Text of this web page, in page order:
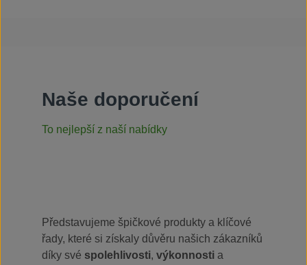
Naše doporučení
To nejlepší z naší nabídky
Představujeme špičkové produkty a klíčové
řady, které si získaly důvěru našich zákazníků
díky své spolehlivosti, výkonnosti a